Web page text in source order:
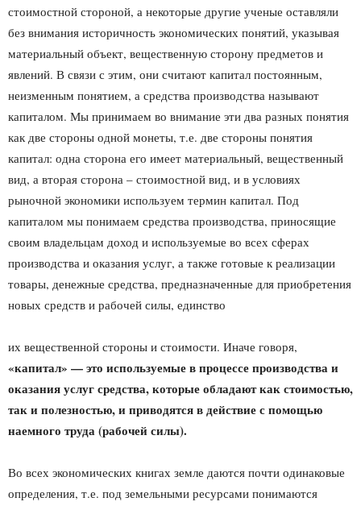
стоимостной стороной, а некоторые другие ученые оставляли
без внимания историчность экономических понятий, указывая
материальный объект, вещественную сторону предметов и
явлений. В связи с этим, они считают капитал постоянным,
неизменным понятием, а средства производства называют
капиталом. Мы принимаем во внимание эти два разных понятия
как две стороны одной монеты, т.е. две стороны понятия
капитал: одна сторона его имеет материальный, вещественный
вид, а вторая сторона – стоимостной вид, и в условиях
рыночной экономики используем термин капитал. Под
капиталом мы понимаем средства производства, приносящие
своим владельцам доход и используемые во всех сферах
производства и оказания услуг, а также готовые к реализации
товары, денежные средства, предназначенные для приобретения
новых средств и рабочей силы, единство
их вещественной стороны и стоимости. Иначе говоря,
«капитал» — это используемые в процессе производства и
оказания услуг средства, которые обладают как стоимостью,
так и полезностью, и приводятся в действие с помощью
наемного труда (рабочей силы).
Во всех экономических книгах земле даются почти одинаковые
определения, т.е. под земельными ресурсами понимаются